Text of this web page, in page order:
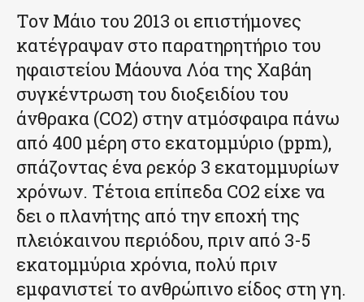
Τον Μάιο του 2013 οι επιστήμονες
κατέγραψαν στο παρατηρητήριο του
ηφαιστείου Μάουνα Λόα της Χαβάη
συγκέντρωση του διοξειδίου του
άνθρακα (CO2) στην ατμόσφαιρα πάνω
από 400 μέρη στο εκατομμύριο (ppm),
σπάζοντας ένα ρεκόρ 3 εκατομμυρίων
χρόνων. Τέτοια επίπεδα CO2 είχε να
δει ο πλανήτης από την εποχή της
πλειόκαινου περιόδου, πριν από 3-5
εκατομμύρια χρόνια, πολύ πριν
εμφανιστεί το ανθρώπινο είδος στη γη.